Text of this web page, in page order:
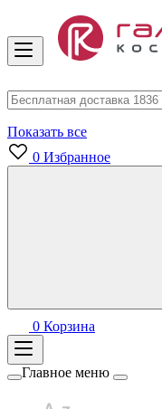
Показать все
0 Избранное
0 Корзина
Главное меню